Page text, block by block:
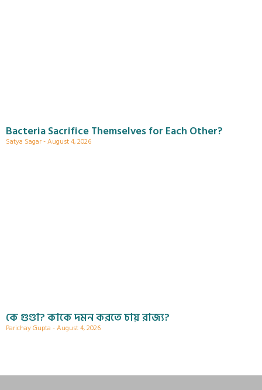
Bacteria Sacrifice Themselves for Each Other?
Satya Sagar August 4, 2026
কে গুণ্ডা? কাকে দমন করতে চায় রাজ্য?
Parichay Gupta August 4, 2026